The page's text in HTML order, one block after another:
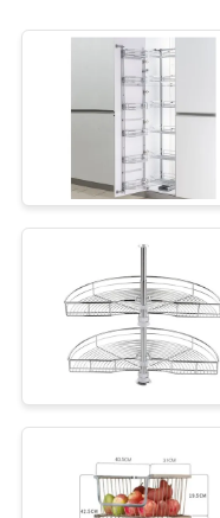
SITE
PRIVACY
POLICY